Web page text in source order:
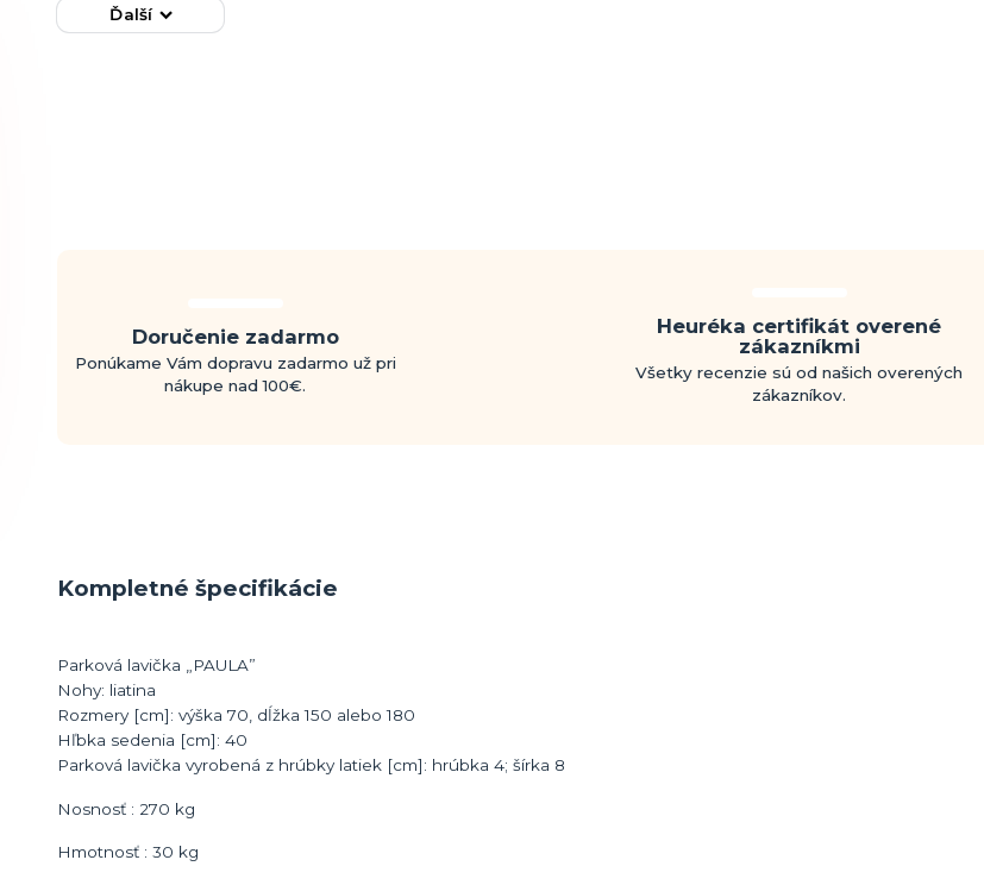
Ďalší
Doručenie zadarmo
Ponúkame Vám dopravu zadarmo už pri
nákupe nad 100€.
Heuréka certifikát overené
zákazníkmi
Všetky recenzie sú od našich overených
zákazníkov.
Kompletné špecifikácie
Parková lavička „PAULA”
Nohy: liatina
Rozmery [cm]: výška 70, dĺžka 150 alebo 180
Hľbka sedenia [cm]: 40
Parková lavička vyrobená z hrúbky latiek [cm]: hrúbka 4; šírka 8
Nosnosť : 270 kg
Hmotnosť : 30 kg